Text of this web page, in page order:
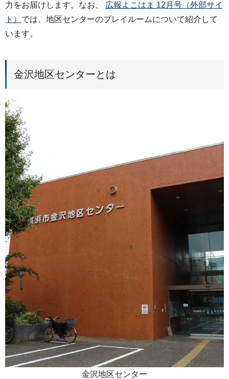
力をお届けします。なお、
広報よこはま 12月号（外部サイ
ト） では、地区センターのプレイルームについて紹介して
います。
金沢地区センターとは
金沢地区センター